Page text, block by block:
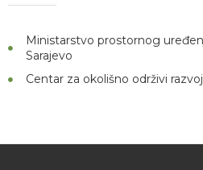
Ministarstvo prostornog
Sarajevo
Centar za okolišno održivi